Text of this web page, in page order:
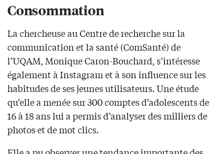
Consommation
La chercheuse au Centre de recherche sur la
communication et la santé (ComSanté) de
l’UQAM, Monique Caron-Bouchard, s’intéresse
également à Instagram et à son influence sur les
habitudes de ses jeunes utilisateurs. Une étude
qu’elle a menée sur 300 comptes d’adolescents de
16 à 18 ans lui a permis d’analyser des milliers de
photos et de mot clics.